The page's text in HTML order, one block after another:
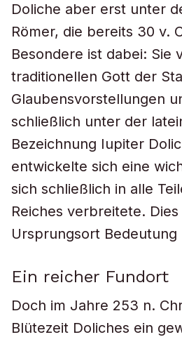
Doliche aber erst unter
Römer, die bereits 30 v.
Besondere ist dabei: Sie
traditionellen Gott der
Glaubensvorstellungen
schließlich unter der
Bezeichnung Iupiter
entwickelte sich eine
sich schließlich in alle
Reiches verbreitete.
Ursprungsort Bedeutung
Ein reicher Fundort
Doch im Jahre 253 n.
Blütezeit Doliches ein